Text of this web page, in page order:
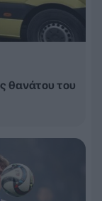
θανάτου του